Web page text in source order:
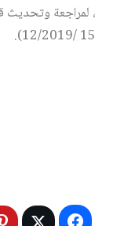
15 /12/2019).